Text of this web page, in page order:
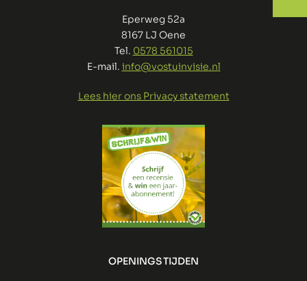
Eperweg 52a
8167 LJ Oene
Tel. 0578 561015
E-mail. info@vostuinvisie.nl
Lees hier ons Privacy statement
OPENINGSTIJDEN